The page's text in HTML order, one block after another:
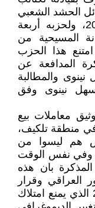
الحشد الشعبي
اسسها في محافظة نينوى سنة 2014، ولحزبه أربعة
المسيحية من
هذا الحزب
المدافعة عن
والمطالبة
نينوى وفق
معاملات بيع
منطقة تلكيف،
هم ليسوا من
وفي نفس الوقت
بان هذه
العراقي وقرار
المحكمة الاتحادية العليا في سنة 2013 الذي يمنع امتلاك